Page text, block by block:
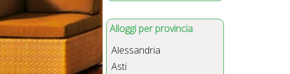
Alloggi per provincia
Alessandria
Asti